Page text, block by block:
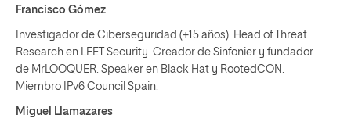
Francisco Gómez
Investigador de Ciberseguridad (+15 años). Head of Threat
Research en LEET Security. Creador de Sinfonier y fundador
de MrLOOQUER. Speaker en Black Hat y RootedCON.
Miembro IPv6 Council Spain.
Miguel Llamazares